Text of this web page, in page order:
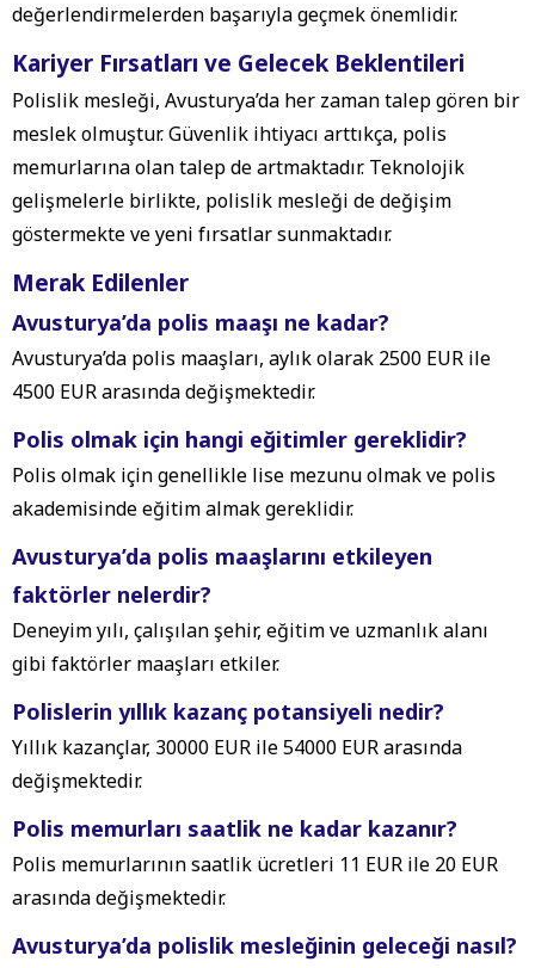
değerlendirmelerden başarıyla geçmek önemlidir.
Kariyer Fırsatları ve Gelecek Beklentileri
Polislik mesleği, Avusturya’da her zaman talep gören bir
meslek olmuştur. Güvenlik ihtiyacı arttıkça, polis
memurlarına olan talep de artmaktadır. Teknolojik
gelişmelerle birlikte, polislik mesleği de değişim
göstermekte ve yeni fırsatlar sunmaktadır.
Merak Edilenler
Avusturya’da polis maaşı ne kadar?
Avusturya’da polis maaşları, aylık olarak 2500 EUR ile
4500 EUR arasında değişmektedir.
Polis olmak için hangi eğitimler gereklidir?
Polis olmak için genellikle lise mezunu olmak ve polis
akademisinde eğitim almak gereklidir.
Avusturya’da polis maaşlarını etkileyen
faktörler nelerdir?
Deneyim yılı, çalışılan şehir, eğitim ve uzmanlık alanı
gibi faktörler maaşları etkiler.
Polislerin yıllık kazanç potansiyeli nedir?
Yıllık kazançlar, 30000 EUR ile 54000 EUR arasında
değişmektedir.
Polis memurları saatlik ne kadar kazanır?
Polis memurlarının saatlik ücretleri 11 EUR ile 20 EUR
arasında değişmektedir.
Avusturya’da polislik mesleğinin geleceği nasıl?